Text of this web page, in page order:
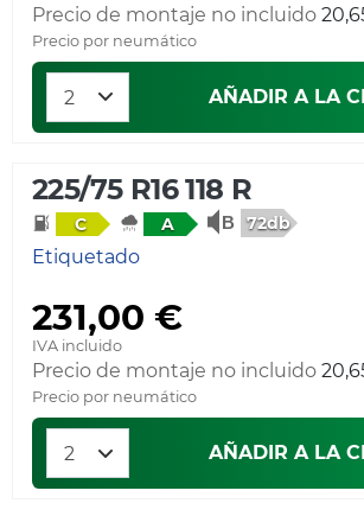
Precio de montaje no incluido
Precio por neumático
AÑADIR A LA
225/75 R16 118 R
C A 72db
Etiquetado
231,00 €
IVA incluido
Precio de montaje no incluido
Precio por neumático
AÑADIR A LA